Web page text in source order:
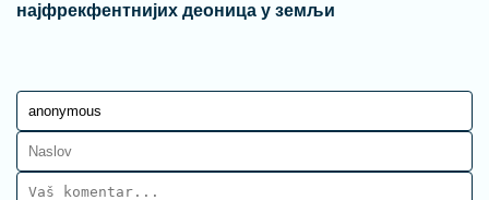
најфрекфентнијих деоница у земљи